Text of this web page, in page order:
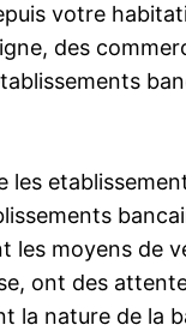
votre
des
moyens de
ont des
la nature de la